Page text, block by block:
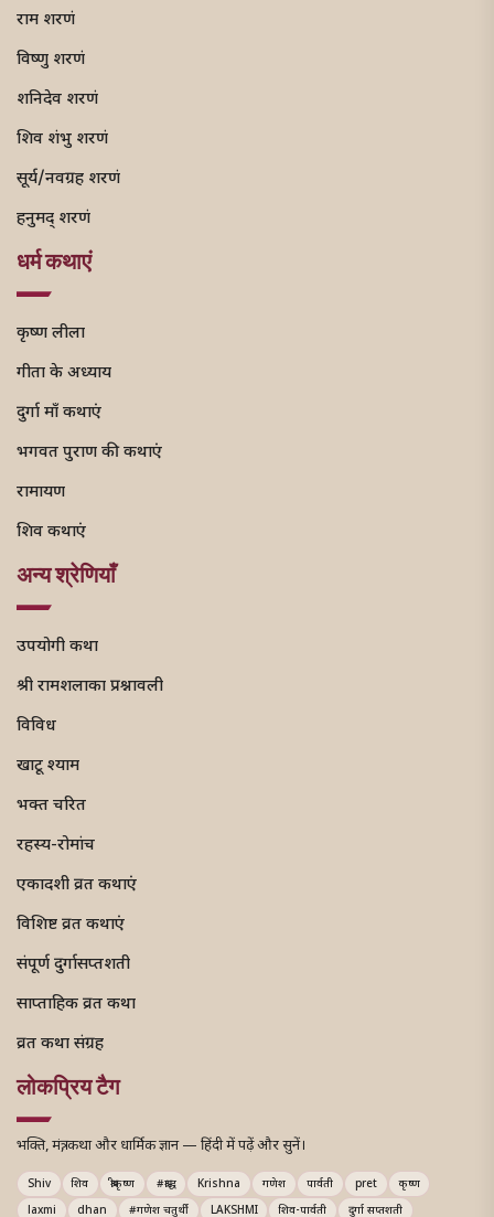
राम शरणं
विष्णु शरणं
शनिदेव शरणं
शिव शंभु शरणं
सूर्य/नवग्रह शरणं
हनुमद् शरणं
धर्म कथाएं
कृष्ण लीला
गीता के अध्याय
दुर्गा माँ कथाएं
भगवत पुराण की कथाएं
रामायण
शिव कथाएं
अन्य श्रेणियाँ
उपयोगी कथा
श्री रामशलाका प्रश्नावली
विविध
खाटू श्याम
भक्त चरित
रहस्य-रोमांच
एकादशी व्रत कथाएं
विशिष्ट व्रत कथाएं
संपूर्ण दुर्गासप्तशती
साप्ताहिक व्रत कथा
व्रत कथा संग्रह
लोकप्रिय टैग
भक्ति, मंत्र, कथा और धार्मिक ज्ञान — हिंदी में पढ़ें और सुनें।
Shiv शिव श्रीकृष्ण #श्राद्ध Krishna गणेश पार्वती pret
कृष्ण
laxmi
dhan #गणेश चतुर्थी LAKSHMI शिव-पार्वती दुर्गा सप्तशती